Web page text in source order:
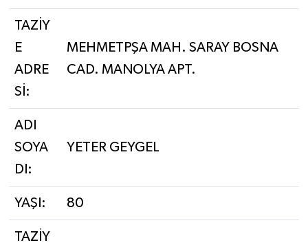
TAZİY
E
ADRE
Sİ:
MEHMETPŞA MAH. SARAY BOSNA
CAD. MANOLYA APT.
ADI
SOYA
DI:
YETER GEYGEL
YAŞI: 80
TAZİY